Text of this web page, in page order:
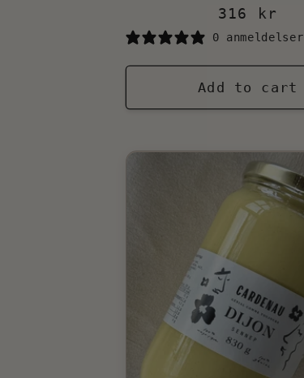
Regular
price
316 kr
0 anmeldelser
Add to cart